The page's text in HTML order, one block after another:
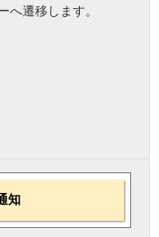
へ遷移します。
知